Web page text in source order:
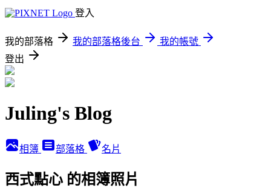
登入
我的部落格 我的部落格後台
我的帳號
登出
Juling's Blog
相簿 部落格 名片
西式點心 的相簿照片